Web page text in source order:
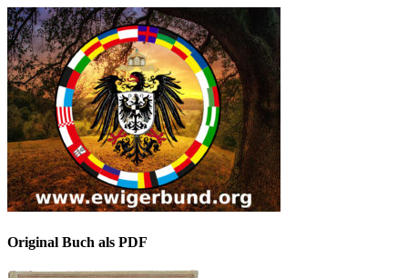
Original Buch als PDF